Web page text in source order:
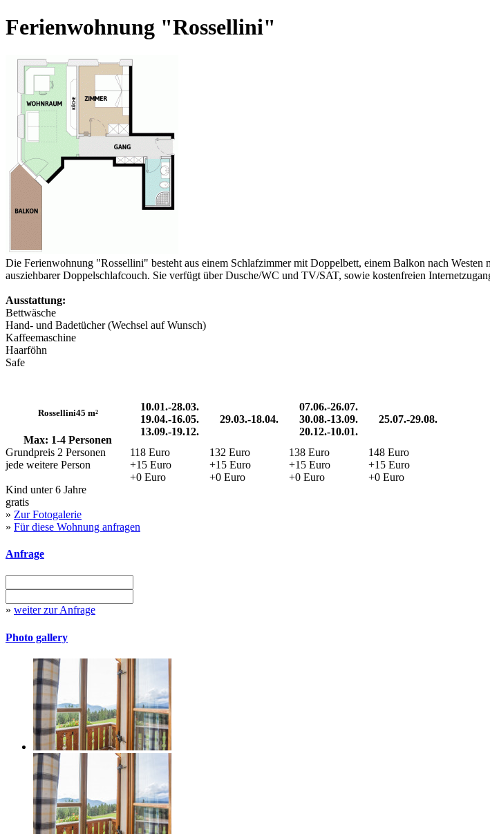
Ferienwohnung "Rossellini"
Die Ferienwohnung "Rossellini" besteht aus einem Schlafzimmer mit Doppelbett, einem Balkon nach
ausziehbarer Doppelschlafcouch. Sie verfügt über Dusche/WC und TV/SAT, sowie kostenfreien
Ausstattung:
Bettwäsche
Hand- und Badetücher (Wechsel auf Wunsch)
Kaffeemaschine
Haarföhn
Safe
Rossellini45 m²
Max: 1-4 Personen
10.01.-28.03.
19.04.-16.05.
13.09.-19.12.
29.03.-18.04.
07.06.-26.07.
30.08.-13.09.
20.12.-10.01.
25.07.-29.08.
Grundpreis 2 Personen 118 Euro 132 Euro 138 Euro
148 Euro
jede weitere Person
+15 Euro +15 Euro +15 Euro
+15 Euro
+0 Euro
+0 Euro +0 Euro
+0 Euro
Kind unter 6 Jahre
gratis
» Zur Fotogalerie
» Für diese Wohnung anfragen
Anfrage
» weiter zur Anfrage
Photo gallery